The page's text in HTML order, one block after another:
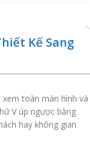
Kế Sang
toàn màn hình và
V úp ngược bằng
hay không gian